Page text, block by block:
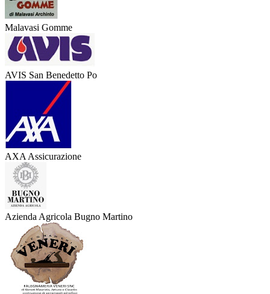
Malavasi Gomme
AVIS San Benedetto Po
AXA Assicurazione
Azienda Agricola Bugno Martino